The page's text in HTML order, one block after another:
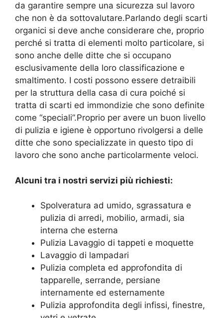
da garantire sempre una sicurezza sul lavoro
che non è da sottovalutare.Parlando degli scarti
organici si deve anche considerare che, proprio
perché si tratta di elementi molto particolare, si
sono anche delle ditte che si occupano
esclusivamente della loro classificazione e
smaltimento. I costi possono essere detraibili
per la struttura della casa di cura poiché si
tratta di scarti ed immondizie che sono definite
come “speciali”.Proprio per avere un buon livello
di pulizia e igiene è opportuno rivolgersi a delle
ditte che sono specializzate in questo tipo di
lavoro che sono anche particolarmente veloci.
Alcuni tra i nostri servizi più richiesti:
Spolveratura ad umido, sgrassatura e
pulizia di arredi, mobilio, armadi, sia
interna che esterna
Pulizia Lavaggio di tappeti e moquette
Lavaggio di lampadari
Pulizia completa ed approfondita di
tapparelle, serrande, persiane
internamente ed esternamente
Pulizia approfondita degli infissi, finestre,